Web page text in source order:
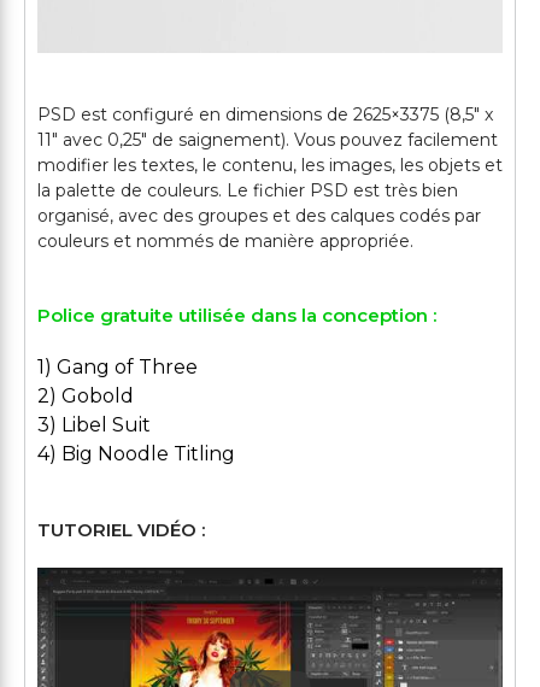
PSD est configuré en dimensions de 2625×3375 (8,5" x
11" avec 0,25" de saignement). Vous pouvez facilement
modifier les textes, le contenu, les images, les objets et
la palette de couleurs. Le fichier PSD est très bien
organisé, avec des groupes et des calques codés par
Police gratuite utilisée dans la conception :
1) Gang of Three
2) Gobold
3) Libel Suit
4) Big Noodle Titling
TUTORIEL VIDÉO :